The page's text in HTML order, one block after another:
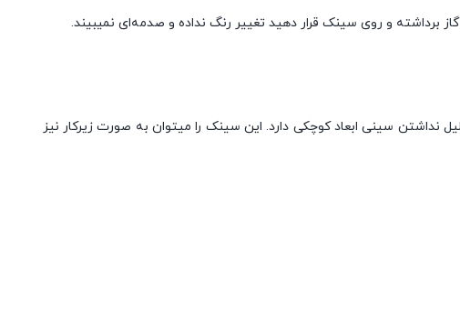
برداشته و روی سینک قرار دهید تغییر رنگ نداده و صدمه‌ای نمیبیند.
ظرفشویی توکار و مناسب فضاهای کوچک است و دو لگنه بودن آن مزیت مهمی به شمار می آید. مدل ۳۷۰ به دلیل نداشتن سینی ابعاد کوچکی دارد. این سینک را میتوان به صورت زیرکار نیز